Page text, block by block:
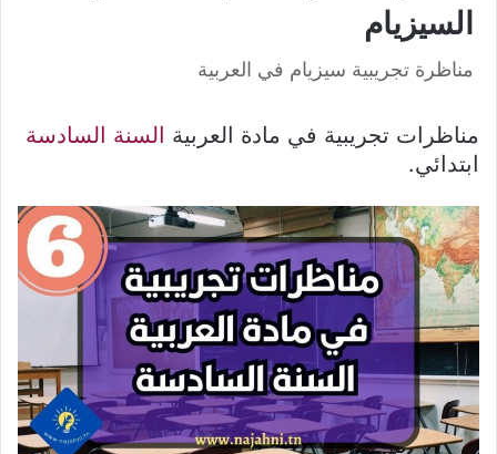
السيزيام
مناظرة تجريبية سيزيام في العربية
مناظرات تجريبية في مادة العربية السنة السادسة
ابتدائي.